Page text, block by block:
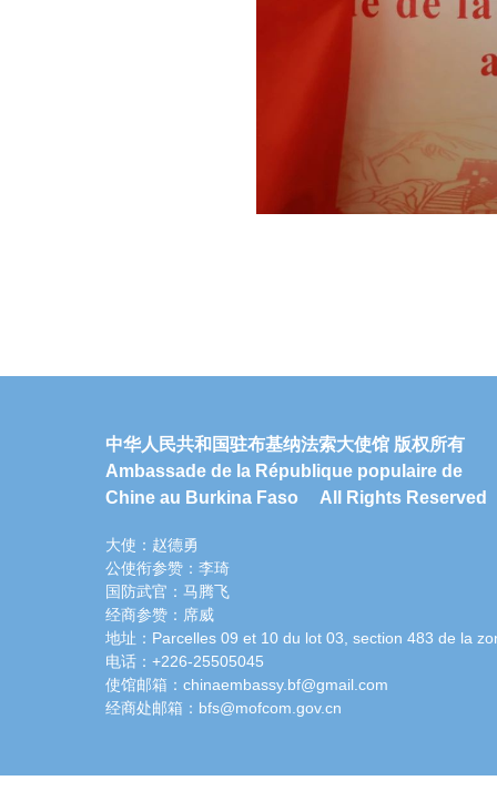
中华人民共和国驻布基纳法索大使馆 版权所有
Ambassade de la République populaire de
Chine au Burkina Faso All Rights Reserved
大使：赵德勇
公使衔参赞：李琦
国防武官：马腾飞
经商参赞：席威
地址：Parcelles 09 et 10 du lot 03, section 483 de la
电话：+226-25505045
使馆邮箱：chinaembassy.bf@gmail.com
经商处邮箱：bfs@mofcom.gov.cn